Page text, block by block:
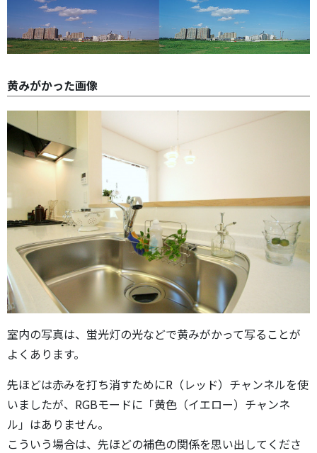
黄みがかった画像
室内の写真は、蛍光灯の光などで黄みがかって写ることが
よくあります。
先ほどは赤みを打ち消すためにR（レッド）チャンネルを使
いましたが、RGBモードに「黄色（イエロー）チャンネ
ル」はありません。
こういう場合は、先ほどの補色の関係を思い出してくださ